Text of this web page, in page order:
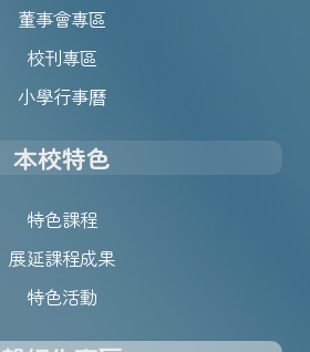
董事會專區
校刊專區
小學行事曆
本校特色
特色課程
展延課程成果
特色活動